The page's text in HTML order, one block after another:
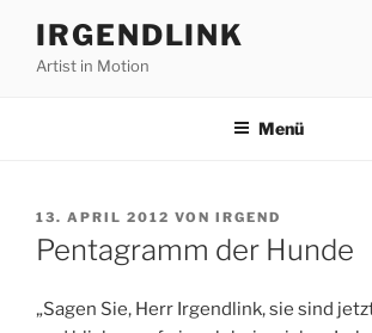
Inhalt
springen
IRGENDLINK
Artist in Motion
Menü
VERÖFFENTLICHT
AM
13. APRIL 2012 VON IRGEND
Pentagramm der Hunde
„Sagen Sie, Herr Irgendlink, sie sind